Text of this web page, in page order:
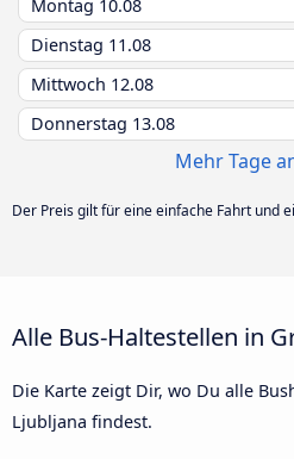
Montag 10.08
Dienstag 11.08
Mittwoch 12.08
Donnerstag 13.08
Mehr Tage
Der Preis gilt für eine einfache Fahrt und
Alle Bus-Haltestellen in
Die Karte zeigt Dir, wo Du alle
Ljubljana findest.